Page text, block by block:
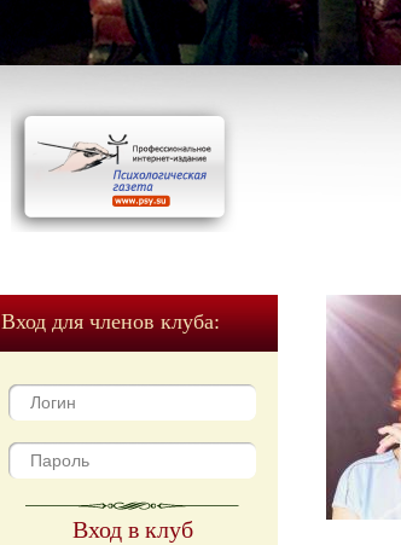
Вход для членов клуба:
Вход в клуб